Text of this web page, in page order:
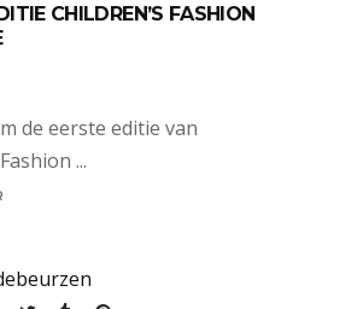
CHILDREN’S FASHION
de eerste editie van